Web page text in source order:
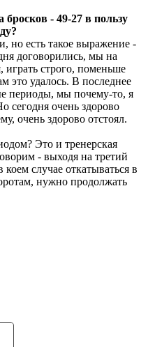
бросков - 49-27 в пользу
но есть такое выражение -
договорились, мы на
играть строго, поменьше
это удалось. В последнее
периоды, мы почему-то, я
сегодня очень здорово
очень здорово отстоял.
Это и тренерская
- выходя на третий
случае откатываться в
нужно продолжать